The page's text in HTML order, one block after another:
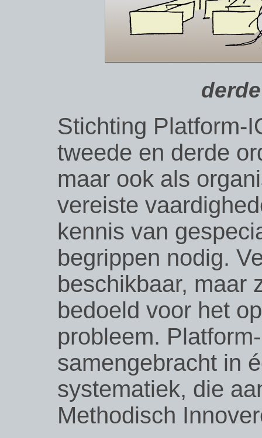
Stichting Platform-
tweede en derde
maar ook als
vereiste
kennis van
begrippen nodig.
beschikbaar, maar
bedoeld voor het
probleem.
samengebracht in
systematiek, die
Methodisch